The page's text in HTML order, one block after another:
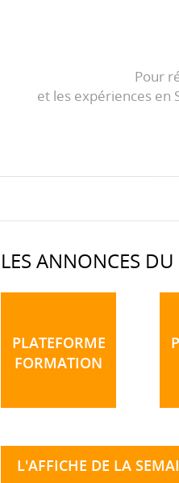
Pour
et les expériences en
LES ANNONCES DU
PLATEFORME
FORMATION
L'AFFICHE DE LA